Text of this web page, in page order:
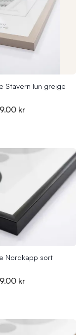
Stavern lun greige
kr
Nordkapp sort
kr